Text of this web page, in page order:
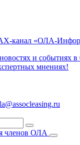
канал «ОЛА-
и событиях
мнениях!
членов ОЛА